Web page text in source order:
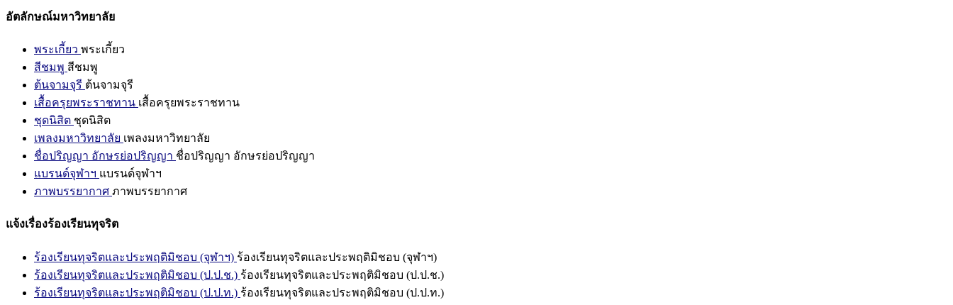
อัตลักษณ์มหาวิทยาลัย
พระเกี้ยว พระเกี้ยว
สีชมพู สีชมพู
ต้นจามจุรี ต้นจามจุรี
เสื้อครุยพระราชทาน เสื้อครุยพระราชทาน
ชุดนิสิต ชุดนิสิต
เพลงมหาวิทยาลัย เพลงมหาวิทยาลัย
ชื่อปริญญา อักษรย่อปริญญา ชื่อปริญญา อักษรย่อปริญญา
แบรนด์จุฬาฯ แบรนด์จุฬาฯ
ภาพบรรยากาศ ภาพบรรยากาศ
แจ้งเรื่องร้องเรียนทุจริต
ร้องเรียนทุจริตและประพฤติมิชอบ (จุฬาฯ) ร้องเรียนทุจริตและประพฤติมิชอบ (จุฬาฯ)
ร้องเรียนทุจริตและประพฤติมิชอบ (ป.ป.ช.) ร้องเรียนทุจริตและประพฤติมิชอบ (ป.ป.ช.)
ร้องเรียนทุจริตและประพฤติมิชอบ (ป.ป.ท.) ร้องเรียนทุจริตและประพฤติมิชอบ (ป.ป.ท.)